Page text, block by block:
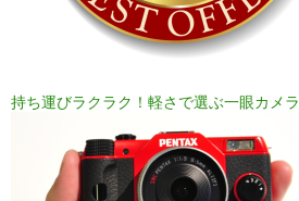
持ち運びラクラク！軽さで選ぶ一眼カメラ